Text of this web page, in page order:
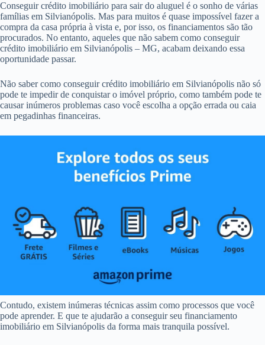
Conseguir crédito imobiliário para sair do aluguel é o sonho de várias
famílias em Silvianópolis. Mas para muitos é quase impossível fazer a
compra da casa própria à vista e, por isso, os financiamentos são tão
procurados. No entanto, aqueles que não sabem como conseguir
crédito imobiliário em Silvianópolis – MG, acabam deixando essa
oportunidade passar.
Não saber como conseguir crédito imobiliário em Silvianópolis não só
pode te impedir de conquistar o imóvel próprio, como também pode te
causar inúmeros problemas caso você escolha a opção errada ou caia
em pegadinhas financeiras.
Contudo, existem inúmeras técnicas assim como processos que você
pode aprender. E que te ajudarão a conseguir seu financiamento
imobiliário em Silvianópolis da forma mais tranquila possível.